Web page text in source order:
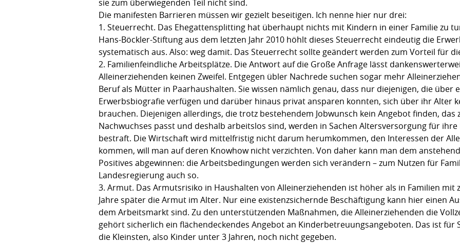
sie zum überwiegenden Teil nicht sind.
Die manifesten Barrieren müssen wir gezielt beseitigen. Ich nenne hier nur drei:
1. Steuerrecht. Das Ehegattensplitting hat überhaupt nichts mit Kindern in einer Familie zu
Hans-Böckler-Stiftung aus dem letzten Jahr 2010 höhlt dieses Steuerrecht eindeutig die
systematisch aus. Also: weg damit. Das Steuerrecht sollte geändert werden zum Vorteil für
2. Familienfeindliche Arbeitsplätze. Die Antwort auf die Große Anfrage lässt
Alleinerziehenden keinen Zweifel. Entgegen übler Nachrede suchen sogar mehr
Beruf als Mütter in Paarhaushalten. Sie wissen nämlich genau, dass nur diejenigen, die über
Erwerbsbiografie verfügen und darüber hinaus privat ansparen konnten, sich über ihr Alter
brauchen. Diejenigen allerdings, die trotz bestehendem Jobwunsch kein Angebot finden,
Nachwuchses passt und deshalb arbeitslos sind, werden in Sachen Altersversorgung für
bestraft. Die Wirtschaft wird mittelfristig nicht darum herumkommen, den Interessen der
kommen, will man auf deren Knowhow nicht verzichten. Von daher kann man dem
Positives abgewinnen: die Arbeitsbedingungen werden sich verändern – zum Nutzen für
Landesregierung auch so.
3. Armut. Das Armutsrisiko in Haushalten von Alleinerziehenden ist höher als in Familien mit
Jahre später die Armut im Alter. Nur eine existenzsichernde Beschäftigung kann hier einen
dem Arbeitsmarkt sind. Zu den unterstützenden Maßnahmen, die Alleinerziehenden die
gehört sicherlich ein flächendeckendes Angebot an Kinderbetreuungsangeboten. Das ist für
die Kleinsten, also Kinder unter 3 Jahren, noch nicht gegeben.